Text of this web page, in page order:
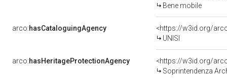
Bene mobile
arco:hasCataloguingAgency
<https://w3id.org/
UNISI
arco:hasHeritageProtectionAgency
<https://w3id.org/
Soprintendenza